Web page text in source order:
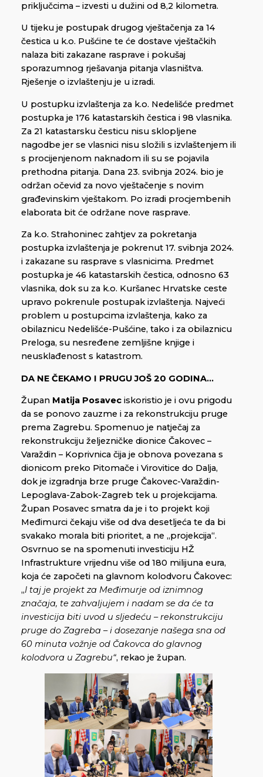
priključcima – izvesti u dužini od 8,2 kilometra.
U tijeku je postupak drugog vještačenja za 14
čestica u k.o. Pušćine te će dostave vještačkih
nalaza biti zakazane rasprave i pokušaj
sporazumnog rješavanja pitanja vlasništva.
Rješenje o izvlaštenju je u izradi.
U postupku izvlaštenja za k.o. Nedelišće predmet
postupka je 176 katastarskih čestica i 98 vlasnika.
Za 21 katastarsku česticu nisu sklopljene
nagodbe jer se vlasnici nisu složili s izvlaštenjem ili
s procijenjenom naknadom ili su se pojavila
prethodna pitanja. Dana 23. svibnja 2024. bio je
održan očevid za novo vještačenje s novim
građevinskim vještakom. Po izradi procjembenih
elaborata bit će održane nove rasprave.
Za k.o. Strahoninec zahtjev za pokretanja
postupka izvlaštenja je pokrenut 17. svibnja 2024.
i zakazane su rasprave s vlasnicima. Predmet
postupka je 46 katastarskih čestica, odnosno 63
vlasnika, dok su za k.o. Kuršanec Hrvatske ceste
upravo pokrenule postupak izvlaštenja. Najveći
problem u postupcima izvlaštenja, kako za
obilaznicu Nedelišće-Pušćine, tako i za obilaznicu
Preloga, su nesređene zemljišne knjige i
neusklađenost s katastrom.
DA NE ČEKAMO I PRUGU JOŠ 20 GODINA…
Župan Matija Posavec iskoristio je i ovu prigodu
da se ponovo zauzme i za rekonstrukciju pruge
prema Zagrebu. Spomenuo je natječaj za
rekonstrukciju željezničke dionice Čakovec –
Varaždin – Koprivnica čija je obnova povezana s
dionicom preko Pitomače i Virovitice do Dalja,
dok je izgradnja brze pruge Čakovec-Varaždin-
Lepoglava-Zabok-Zagreb tek u projekcijama.
Župan Posavec smatra da je i to projekt koji
Međimurci čekaju više od dva desetljeća te da bi
svakako morala biti prioritet, a ne „projekcija“.
Osvrnuo se na spomenuti investiciju HŽ
Infrastrukture vrijednu više od 180 milijuna eura,
koja će započeti na glavnom kolodvoru Čakovec:
„I taj je projekt za Međimurje od iznimnog
značaja, te zahvaljujem i nadam se da će ta
investicija biti uvod u sljedeću – rekonstrukciju
pruge do Zagreba – i dosezanje našega sna od
60 minuta vožnje od Čakovca do glavnog
kolodvora u Zagrebu“, rekao je župan.